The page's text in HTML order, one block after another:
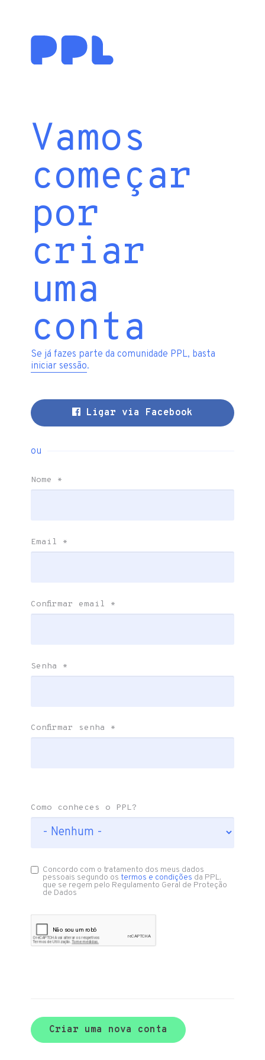
Vamos
começar
por
criar
uma
conta
Se já fazes parte da comunidade PPL, basta
iniciar sessão.
Ligar via Facebook
ou
Nome *
Email *
Confirmar email *
Senha *
Confirmar senha *
Como conheces o PPL?
Concordo com o tratamento dos meus dados
pessoais segundo ostermos e condições da PPL,
que se regem pelo Regulamento Geral de Proteção
de Dados
Criar uma nova conta